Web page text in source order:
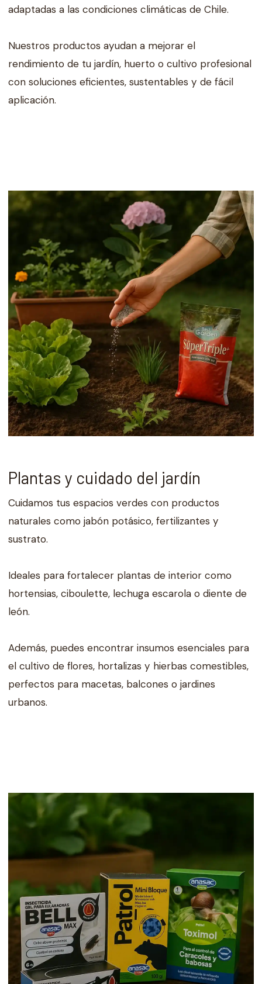
adaptadas a las condiciones climáticas de Chile.
Nuestros productos ayudan a mejorar el
rendimiento de tu jardín, huerto o cultivo profesional
con soluciones eficientes, sustentables y de fácil
aplicación.
Plantas y cuidado del jardín
Cuidamos tus espacios verdes con productos
naturales como jabón potásico, fertilizantes y
sustrato.
Ideales para fortalecer plantas de interior como
hortensias, ciboulette, lechuga escarola o diente de
león.
Además, puedes encontrar insumos esenciales para
el cultivo de flores, hortalizas y hierbas comestibles,
perfectos para macetas, balcones o jardines
urbanos.